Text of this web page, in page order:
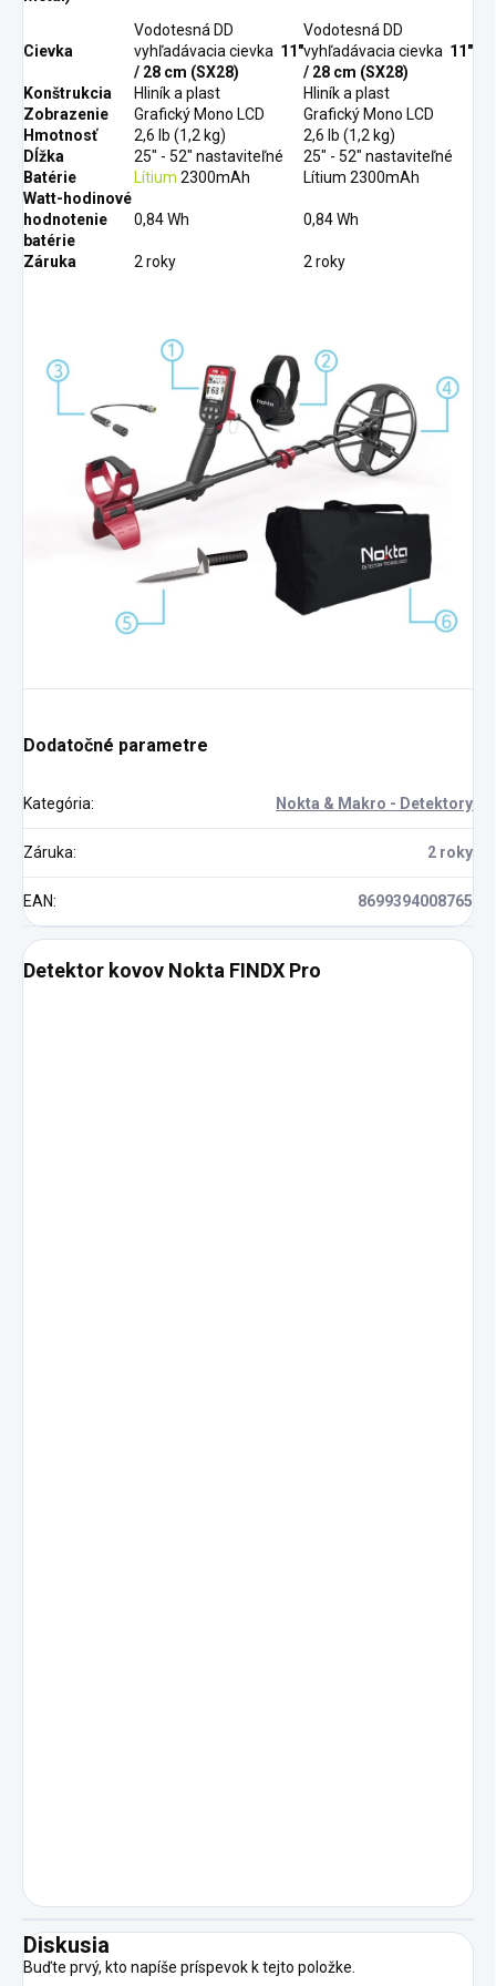
Cievka
Vodotesná DD
vyhľadávacia cievka 11"
/ 28 cm (SX28)
Vodotesná DD
vyhľadávacia cievka 11"
/ 28 cm (SX28)
Konštrukcia
Hliník a plast
Hliník a plast
Zobrazenie
Grafický Mono LCD
Grafický Mono LCD
Hmotnosť
2,6 lb (1,2 kg)
2,6 lb (1,2 kg)
Dĺžka
25" - 52" nastaviteľné
25" - 52" nastaviteľné
Batérie
Lítium 2300mAh
Lítium 2300mAh
Watt-hodinové
hodnotenie
batérie
0,84 Wh 0,84 Wh
Záruka 2 roky 2 roky
Dodatočné parametre
Kategória: Nokta & Makro - Detektory
Záruka: 2 roky
EAN: 8699394008765
Detektor kovov Nokta FINDX Pro
Diskusia
Buďte prvý, kto napíše príspevok k tejto položke.